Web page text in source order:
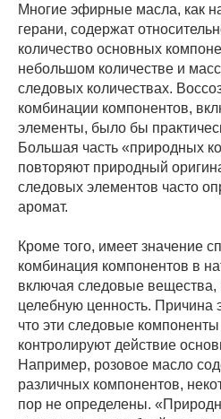
Многие эфирные масла, как
герани, содержат
количество основных
небольшом количестве и
следовых количествах.
комбинации компонентов,
элементы, было бы
Большая часть «природных
повторяют природный
следовых элементов часто
аромат.
Кроме того, имеет значение
комбинация компонентов в
включая следовые
целебную ценность. Причина
что эти следовые
контролируют действие
Например, розовое масло
различных компонентов,
пор не определены.